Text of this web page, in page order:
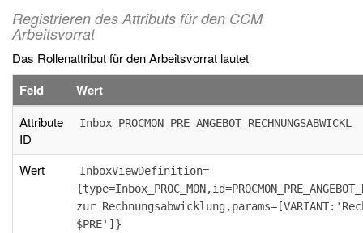
Registrieren des Attributs für den CCM
Arbeitsvorrat
Das Rollenattribut für den Arbeitsvorrat lautet
Feld Wert
Attribute
ID
Inbox_PROCMON_PRE_ANGEBOT_RECHNUNGSABWICKL
Wert
InboxViewDefinition=
zur
$PRE']}